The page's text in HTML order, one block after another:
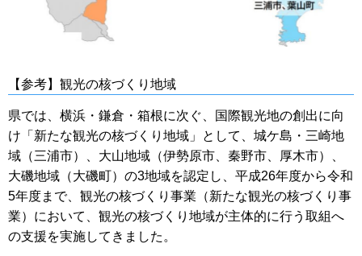
【参考】観光の核づくり地域
県では、横浜・鎌倉・箱根に次ぐ、国際観光地の創出に向
け「新たな観光の核づくり地域」として、城ケ島・三崎地
域（三浦市）、大山地域（伊勢原市、秦野市、厚木市）、
大磯地域（大磯町）の3地域を認定し、平成26年度から令和
5年度まで、観光の核づくり事業（新たな観光の核づくり事
業）において、観光の核づくり地域が主体的に行う取組へ
の支援を実施してきました。